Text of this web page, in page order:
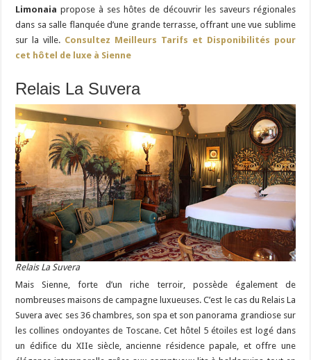
Limonaia propose à ses hôtes de découvrir les saveurs régionales
dans sa salle flanquée d’une grande terrasse, offrant une vue sublime
sur la ville. Consultez Meilleurs Tarifs et Disponibilités pour
cet hôtel de luxe à Sienne
Relais La Suvera
Relais La Suvera
Mais Sienne, forte d’un riche terroir, possède également de
nombreuses maisons de campagne luxueuses. C’est le cas du Relais La
Suvera avec ses 36 chambres, son spa et son panorama grandiose sur
les collines ondoyantes de Toscane. Cet hôtel 5 étoiles est logé dans
un édifice du XIIe siècle, ancienne résidence papale, et offre une